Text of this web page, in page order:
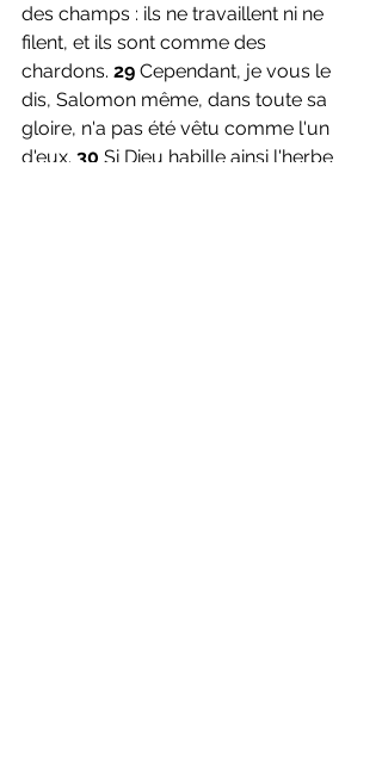
des champs : ils ne travaillent ni ne
filent, et ils sont comme des
chardons. 29 Cependant, je vous le
dis, Salomon même, dans toute sa
gloire, n'a pas été vêtu comme l'un
d'eux. 30 Si Dieu habille ainsi l'herbe